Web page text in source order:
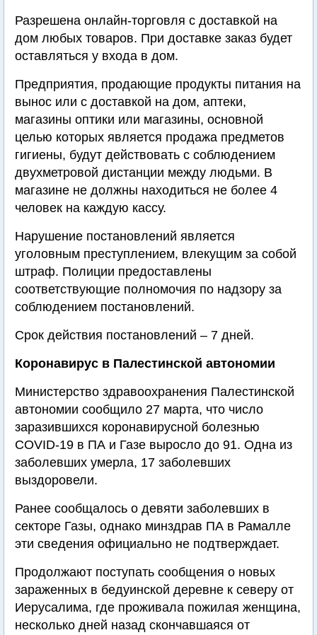
Разрешена онлайн-торговля с доставкой на
дом любых товаров. При доставке заказ будет
оставляться у входа в дом.
Предприятия, продающие продукты питания на
вынос или с доставкой на дом, аптеки,
магазины оптики или магазины, основной
целью которых является продажа предметов
гигиены, будут действовать с соблюдением
двухметровой дистанции между людьми. В
магазине не должны находиться не более 4
человек на каждую кассу.
Нарушение постановлений является
уголовным преступлением, влекущим за собой
штраф. Полиции предоставлены
соответствующие полномочия по надзору за
соблюдением постановлений.
Срок действия постановлений – 7 дней.
Коронавирус в Палестинской автономии
Министерство здравоохранения Палестинской
автономии сообщило 27 марта, что число
заразившихся коронавирусной болезнью
COVID-19 в ПА и Газе выросло до 91. Одна из
заболевших умерла, 17 заболевших
выздоровели.
Ранее сообщалось о девяти заболевших в
секторе Газы, однако минздрав ПА в Рамалле
эти сведения официально не подтверждает.
Продолжают поступать сообщения о новых
зараженных в бедуинской деревне к северу от
Иерусалима, где проживала пожилая женщина,
несколько дней назад скончавшаяся от